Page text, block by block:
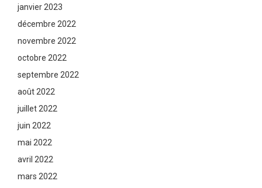
janvier 2023
décembre 2022
novembre 2022
octobre 2022
septembre 2022
août 2022
juillet 2022
juin 2022
mai 2022
avril 2022
mars 2022